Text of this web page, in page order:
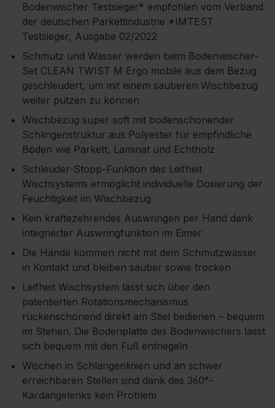
Bodenwischer Testsieger* empfohlen vom Verband
der deutschen Parkettindustrie *IMTEST
Testsieger, Ausgabe 02/2022
Schmutz und Wasser werden beim Bodenwischer-
Set CLEAN TWIST M Ergo mobile aus dem Bezug
geschleudert, um mit einem sauberen Wischbezug
weiter putzen zu können
Wischbezug super soft mit bodenschonender
Schlingenstruktur aus Polyester für empfindliche
Böden wie Parkett, Laminat und Echtholz
Schleuder-Stopp-Funktion des Leifheit
Wischsystems ermöglicht individuelle Dosierung der
Feuchtigkeit im Wischbezug
Kein kräftezehrendes Auswringen per Hand dank
integrierter Auswringfunktion im Eimer
Die Hände kommen nicht mit dem Schmutzwasser
in Kontakt und bleiben sauber sowie trocken
Leifheit Wischsystem lässt sich über den
patentierten Rotationsmechanismus
rückenschonend direkt am Stiel bedienen – bequem
im Stehen. Die Bodenplatte des Bodenwischers lässt
sich bequem mit den Fuß entriegeln
Wischen in Schlangenlinien und an schwer
erreichbaren Stellen sind dank des 360°-
Kardangelenks kein Problem